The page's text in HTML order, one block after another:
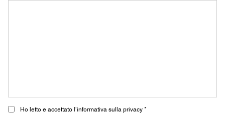
Ho letto e accettato l’informativa sulla privacy *